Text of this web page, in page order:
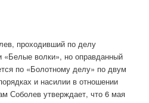
проходивший по делу
«Белые волки», но оправданный
по «Болотному делу» по двум
и насилии в отношении
Соболев утверждает, что 6 мая